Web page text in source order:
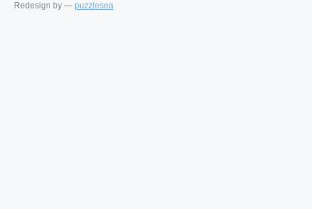
Redesign by — puzzlesea